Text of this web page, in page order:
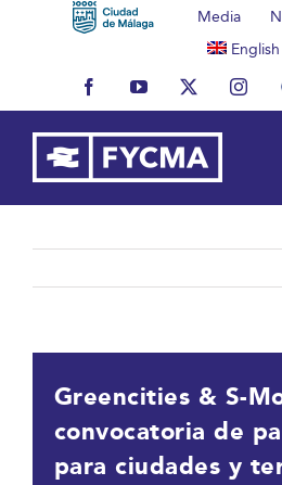
Media
English
FacebookYouTubeX
Greencities & S-
convocatoria de
para ciudades y